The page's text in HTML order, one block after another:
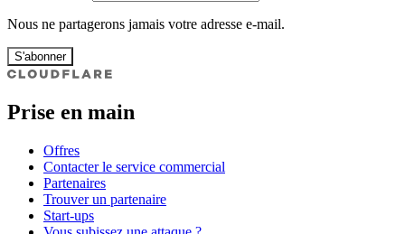
Nous ne partagerons jamais votre adresse e-mail.
S'abonner
Prise en main
Offres
Contacter le service commercial
Partenaires
Trouver un partenaire
Start-ups